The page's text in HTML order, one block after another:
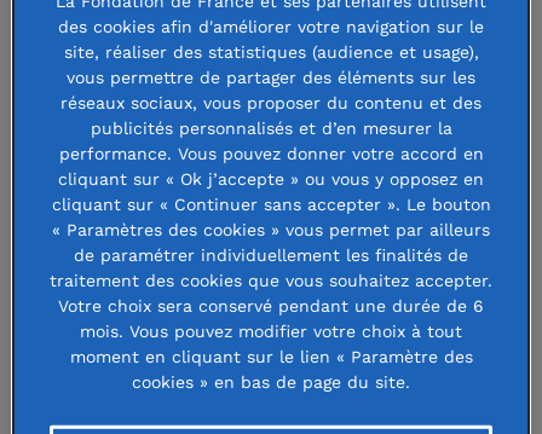
Fondation Jean Luc
Lagardère
9 septembre 2021
Fondation Jean-Luc Lagardèreattribue neuf bourses
chaque année à de jeunes créateurs et professionnels dans
les domaines de l’écrit, de l’audiovisuel ou de la musique.
des cookies afin d'améliorer votre navigation sur le
site, réaliser des statistiques (audience et usage),
vous permettre de partager des éléments sur les
réseaux sociaux, vous proposer du contenu et des
publicités personnalisés et d’en mesurer la
performance. Vous pouvez donner votre accord en
cliquant sur « Ok j’accepte » ou vous y opposez en
cliquant sur « Continuer sans accepter ». Le bouton
« Paramètres des cookies » vous permet par ailleurs
de paramétrer individuellement les finalités de
traitement des cookies que vous souhaitez accepter.
Votre choix sera conservé pendant une durée de 6
mois. Vous pouvez modifier votre choix à tout
moment en cliquant sur le lien « Paramètre des
cookies » en bas de page du site.